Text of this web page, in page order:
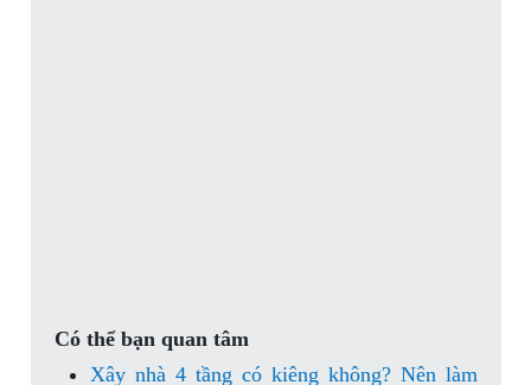
Có thể bạn quan tâm
Xây nhà 4 tầng có kiêng không? Nên làm